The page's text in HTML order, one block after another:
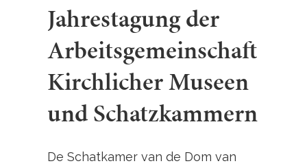
Jahrestagung der
Arbeitsgemeinschaft
Kirchlicher Museen
und Schatzkammern
De Schatkamer van de Dom van